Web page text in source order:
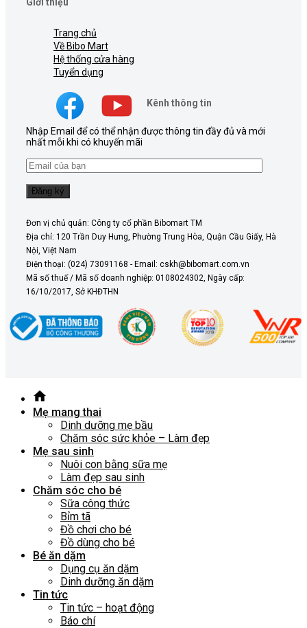
Trang chủ
Về Bibo Mart
Hệ thống cửa hàng
Tuyển dụng
Kênh thông tin
Nhập Email để có thể nhận được thông tin đầy đủ và mới
nhất mỗi khi có khuyến mãi
Đơn vị chủ quản: Công ty cổ phần Bibomart TM
Địa chỉ: 120 Trần Duy Hưng, Phường Trung Hòa, Quận Cầu Giấy, Hà
Nội, Việt Nam
Điện thoại: (024) 73091168 - Email: cskh@bibomart.com.vn
Mã số thuế / Mã số doanh nghiệp: 0108024302, Ngày cấp:
16/10/2017, Sở KHĐTHN
Mẹ mang thai
Dinh dưỡng mẹ bầu
Chăm sóc sức khỏe – Làm đẹp
Mẹ sau sinh
Nuôi con bằng sữa mẹ
Làm đẹp sau sinh
Chăm sóc cho bé
Sữa công thức
Bỉm tã
Đồ chơi cho bé
Đồ dùng cho bé
Bé ăn dặm
Dụng cụ ăn dặm
Dinh dưỡng ăn dặm
Tin tức
Tin tức – hoạt động
Báo chí